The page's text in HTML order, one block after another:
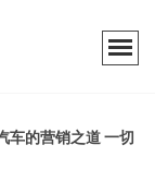
车的营销之道 一切